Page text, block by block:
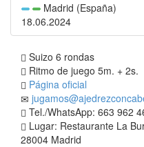
Madrid (España)
18.06.2024
Suizo 6 rondas
Ritmo de juego 5m. + 2s.
Página oficial
Tel./WhatsApp: 663 962
Lugar: Restaurante La
28004 Madrid